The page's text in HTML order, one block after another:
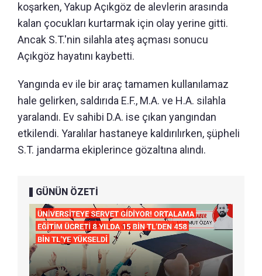
koşarken, Yakup Açıkgöz de alevlerin arasında
kalan çocukları kurtarmak için olay yerine gitti.
Ancak S.T.'nin silahla ateş açması sonucu
Açıkgöz hayatını kaybetti.
Yangında ev ile bir araç tamamen kullanılamaz
hale gelirken, saldırıda E.F., M.A. ve H.A. silahla
yaralandı. Ev sahibi D.A. ise çıkan yangından
etkilendi. Yaralılar hastaneye kaldırılırken, şüpheli
S.T. jandarma ekiplerince gözaltına alındı.
GÜNÜN ÖZETİ